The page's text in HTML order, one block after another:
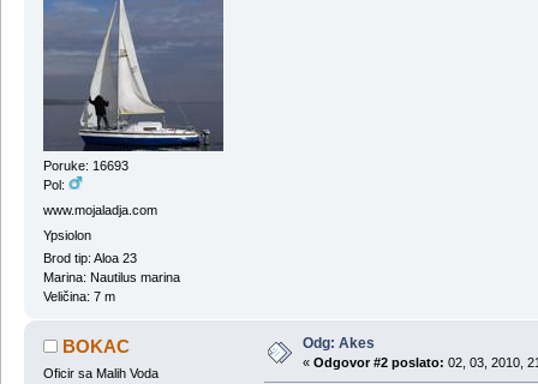
Poruke: 16693
Pol:
www.mojaladja.com
Ypsiolon
Brod tip: Aloa 23
Marina: Nautilus marina
Veličina: 7 m
BOKAC
Oficir sa Malih Voda
Odg: Akes
« Odgovor #2 poslato: 02, 03, 2010,